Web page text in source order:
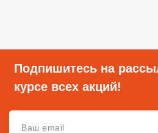
Подпишитесь на
курсе всех акций!